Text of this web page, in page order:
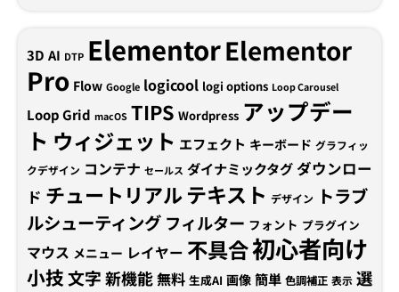
3D AI DTP ElementorElementor
Pro Flow Google logicool logi options Loop Carousel
Loop Grid macOS TIPS Wordpress アップデー
ト ウィジェット エフェクト キーボード グラフィッ
クデザイン コンテナ セールス ダイナミックタグダウンロー
ド チュートリアルテキスト デザイン トラブ
ルシューティング フィルター フォント プラグイン
マウス メニュー レイヤー 不具合初心者向け
小技文字新機能無料 生成AI 画像 簡単 色調補正 表示 選